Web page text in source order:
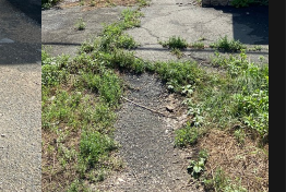
постройки и в
мусора, есть риск
к региональному
в УК
города